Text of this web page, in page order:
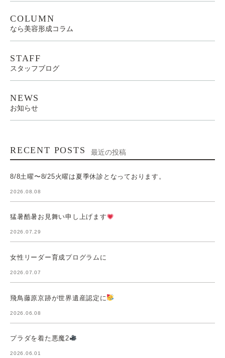
COLUMN
なら美容形成コラム
STAFF
スタッフブログ
NEWS
お知らせ
RECENT POSTS 最近の投稿
8/8土曜〜8/25火曜は夏季休診となっております。
2026.08.08
猛暑酷暑お見舞い申し上げます
2026.07.29
女性リーダー育成プログラムに
2026.07.07
飛鳥藤原京跡が世界遺産認定に
2026.06.08
プラダを着た悪魔2
2026.06.01